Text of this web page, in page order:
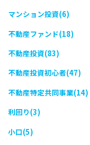
マンション投資(6)
不動産ファンド(18)
不動産投資(83)
不動産投資初心者(47)
不動産特定共同事業(14)
利回り(3)
小口(5)